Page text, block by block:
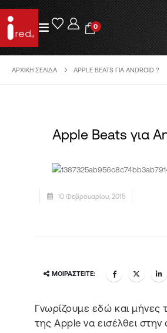
0
ΑΡΧΙΚΉ ΣΕΛΊΔΑ APPLE BEATS ΓΙΑ ANDROID ?
Apple Beats για
10 Φεβρουαρίου, 2015
ΜΟΙΡΑΣΤΕΊΤΕ:
Γνωρίζουμε εδώ και μήνες
της Apple να εισέλθει